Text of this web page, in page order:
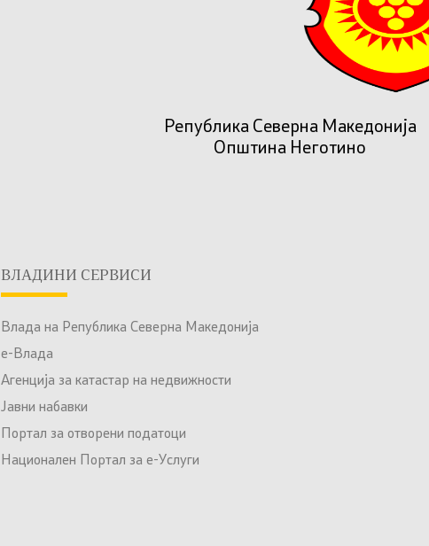
Република Северна Македонија
Општина Неготино
ВЛАДИНИ СЕРВИСИ
Влада на Република Северна Македонија
е-Влада
Агенција за катастар на недвижности
Јавни набавки
Портал за отворени податоци
Национален Портал за е-Услуги